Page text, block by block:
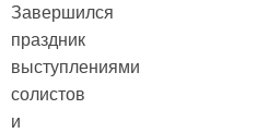
Завершился
праздник
выступлениями
солистов
и